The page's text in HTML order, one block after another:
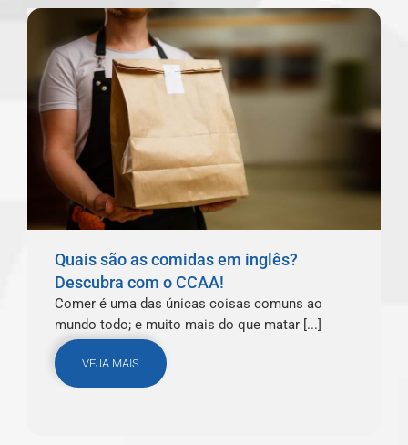
Quais são as comidas em inglês?
Descubra com o CCAA!
Comer é uma das únicas coisas comuns ao
mundo todo; e muito mais do que matar [...]
VEJA MAIS